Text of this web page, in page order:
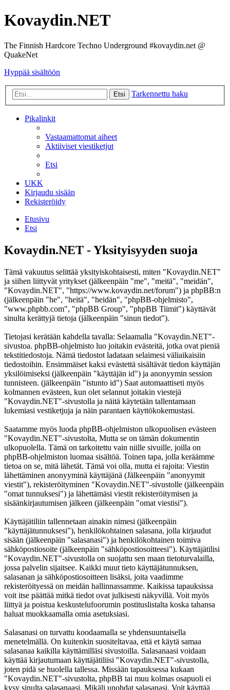
Kovaydin.NET
The Finnish Hardcore Techno Underground #kovaydin.net @
QuakeNet
Hyppää sisältöön
Etsi Tarkennettu haku
Pikalinkit
Vastaamattomat aiheet
Aktiiviset viestiketjut
Etsi
UKK
Kirjaudu sisään
Rekisteröidy
Etusivu
Etsi
Kovaydin.NET - Yksityisyyden suoja
Tämä vakuutus selittää yksityiskohtaisesti, miten "Kovaydin.NET"
ja siihen liittyvät yritykset (jälkeenpäin "me", "meitä", "meidän",
"Kovaydin.NET", "https://www.kovaydin.net/forum") ja phpBB:n
(jälkeenpäin "he", "heitä", "heidän", "phpBB-ohjelmisto",
"www.phpbb.com", "phpBB Group", "phpBB Tiimit") käyttävät
sinulta kerättyjä tietoja (jälkeenpäin "sinun tiedot").
Tietojasi kerätään kahdella tavalla: Selaamalla "Kovaydin.NET"-
sivustoa. phpBB-ohjelmisto luo joitakin evästeitä, jotka ovat pieniä
tekstitiedostoja. Nämä tiedostot ladataan selaimesi väliaikaisiin
tiedostoihin. Ensimmäiset kaksi evästettä sisältävät tiedon käyttäjän
yksilöimiseksi (jälkeenpäin "käyttäjän id") ja anonyymin session
tunnisteen. (jälkeenpäin "istunto id") Saat automaattiseti myös
kolmannen evästeen, kun olet selannut joitakin viestejä
"Kovaydin.NET"-sivustolla ja näitä käytetään tallentamaan
lukemiasi vestiketjuja ja näin parantaen käyttökokemustasi.
Saatamme myös luoda phpBB-ohjelmiston ulkopuolisen evästeen
"Kovaydin.NET"-sivustolta, Mutta se on tämän dokumentin
ulkopuolella. Tämä on tarkoitettu vain niille sivuille, joilla on
phpBB-ohjelmiston luomaa sisältöä. Toinen tapa, jolla keräämme
tietoa on se, mitä lähetät. Tämä voi olla, mutta ei rajoita: Viestin
lähettäminen anonyyminä käyttäjänä (Jälkeenpäin "anonyymit
viestit"), rekisteröityminen "Kovaydin.NET"-sivustolle (jälkeenpäin
"omat tunnuksesi") ja lähettämäsi viestit rekisteröitymisen ja
sisäänkirjautumisen jälkeen (jälkeenpäin "omat viestisi").
Käyttäjätiliin tallennetaan ainakin nimesi (jälkeenpäin
"käyttäjätunnuksesi"), henkilökohtainen salasana, jolla kirjaudut
sisään (jälkeenpäin "salasanasi") ja henkilökohtainen toimiva
sähköpostiosoite (jälkeenpäin "sähköpostiosoitteesi"). Käyttäjätilisi
"Kovaydin.NET"-sivustolla on suojattu sen maan tietoturvalailla,
jossa palvelin sijaitsee. Kaikki muut tieto käyttäjätunnuksen,
salasanan ja sähköpostiosoitteen lisäksi, joita vaadimme
rekisteröityessä on meidän hallinnassamme. Kaikissa tapauksissa
voit itse päättää mitkä tiedot ovat julkisesti näkyvillä. Voit myös
liittyä ja poistua keskustelufoorumin postituslistalta koska tahansa
haluat muokkaamalla omia asetuksiasi.
Salasanasi on turvattu koodaamalla se yhdensuuntaisella
menetelmällä. On kuitenkin suositeltavaa, että et käytä samaa
salasanaa kaikilla käyttämilläsi sivustoilla. Salasanaasi voidaan
käyttää kirjautumaan käyttäjätiliisi "Kovaydin.NET"-sivustolla,
joten pidä se huolella tallessa. Missään tapauksessa kukaan
"Kovaydin.NET"-sivustolta, phpBB tai muu kolmas osapuoli ei
kysy sinulta salasanaasi. Mikäli unohdat salasanasi. Voit käyttää